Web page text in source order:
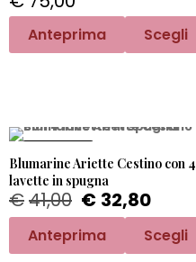
Anteprima Scegli
Blumarine Ariette Cestino con 4
lavette in spugna
€41,00 € 32,80
Anteprima Scegli